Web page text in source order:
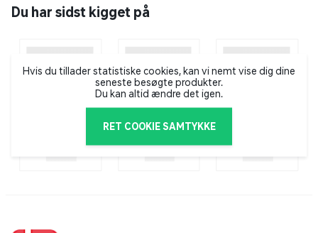
En milliard nuancer og ægte farvevolumen ved
forskellige niveauer af lysstyrke.*
Samsung Knox Security
Sikrer dit tv og dit privatliv ved at blokere
uautoriserede ondsindede apps, adgang til phishing-
sider og mulig adgang til følsomme data og personlige
oplysninger såsom adgangskoder og brugernavne.*
Du har sidst kigget på
Hvis du tillader statistiske cookies, kan vi nemt vise dig dine
seneste besøgte produkter.
Du kan altid ændre det igen.
RET COOKIE SAMTYKKE